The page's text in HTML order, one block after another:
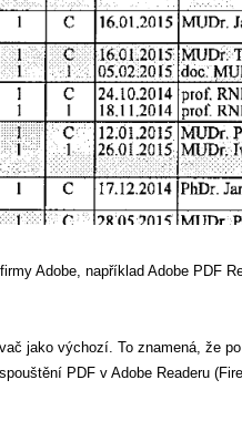
Adobe, například Adobe PDF
jako výchozí. To znamená, že
PDF v Adobe Readeru